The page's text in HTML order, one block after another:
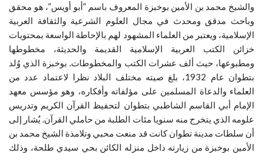
والشيخ محمد بن الأمين بوخبزة المعروف باسم “أبو أويس”، هو محقق
وباحث مدقق ومحدث في مجال العلوم الشرعية والثقافة العربية
الإسلامية، ويعتبر من العلماء المشهود لهم بالإحاطة الواسعة بمحتويات
خزائن الكتب العربية الإسلامية القديمة والحديثة، مخطوطها
ومطبوعها، حيث ألف عشرات الكتب والمخطوطات. بوخبزة الذي وُلد
بتطوان عام 1932، بلغ صيته مختلف البلاد نظرا لاعتماد عدد من
العلماء والدعاة المسلمين على مؤلفاته وأفكاره، وهو مؤسس معهد
الإمام أبي القاسم الشاطبي بتطوان لتحفيظ القرآن الكريم وتدريس
علومه الذي يتخرج منه سنويا مئات الطلبة من حاملي القرآن. يُشار إلى
أن سلطات مدينة تطوان كانت قد منعت محبي وتلامذة الشيخ محمد بن
الأمين بوخبزة من زيارته داخل منزله الكائن بحي سيدي طلحة، وذلك